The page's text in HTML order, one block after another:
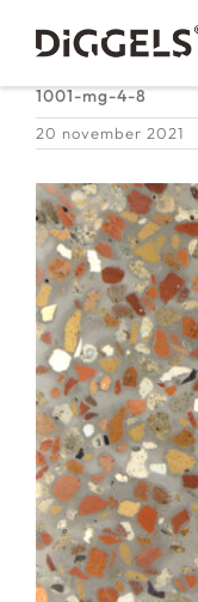
naar
inhoud
1001-mg-4-8
20 november 2021